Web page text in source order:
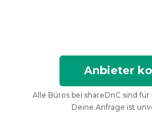
Anbieter
Alle Büros bei shareDnC sind
Deine Anfrage ist